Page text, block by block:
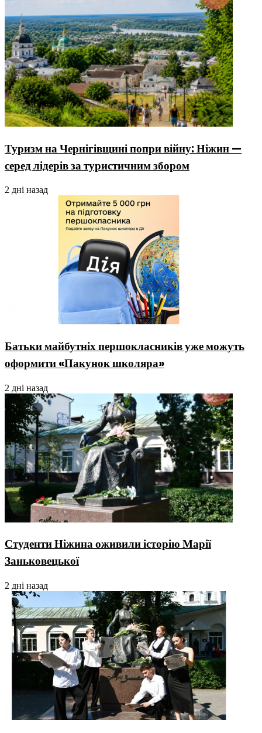
Туризм на Чернігівщині попри війну: Ніжин —
серед лідерів за туристичним збором
2 дні назад
Батьки майбутніх першокласників уже можуть
оформити «Пакунок школяра»
2 дні назад
Студенти Ніжина оживили історію Марії
Заньковецької
2 дні назад